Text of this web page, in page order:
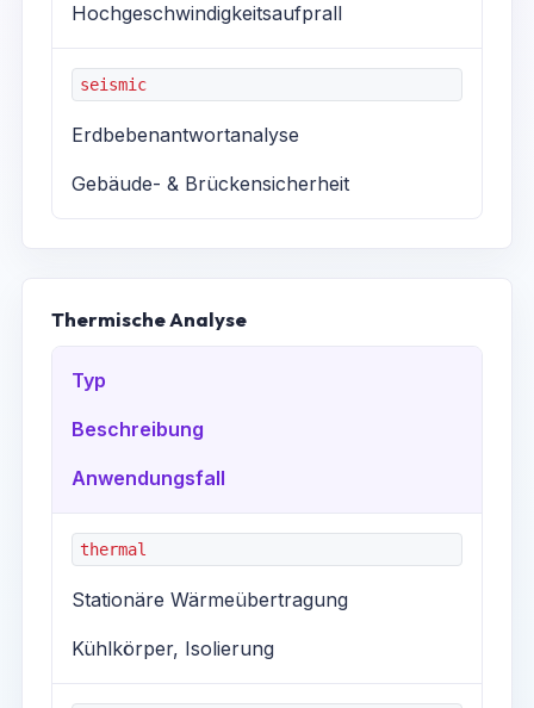
Hochgeschwindigkeitsaufprall
seismic
Erdbebenantwortanalyse
Gebäude- & Brückensicherheit
Thermische Analyse
Typ
Beschreibung
Anwendungsfall
thermal
Stationäre Wärmeübertragung
Kühlkörper, Isolierung